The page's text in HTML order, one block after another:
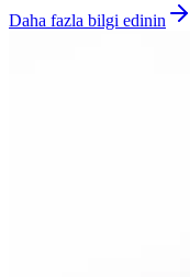
Daha fazla bilgi edinin